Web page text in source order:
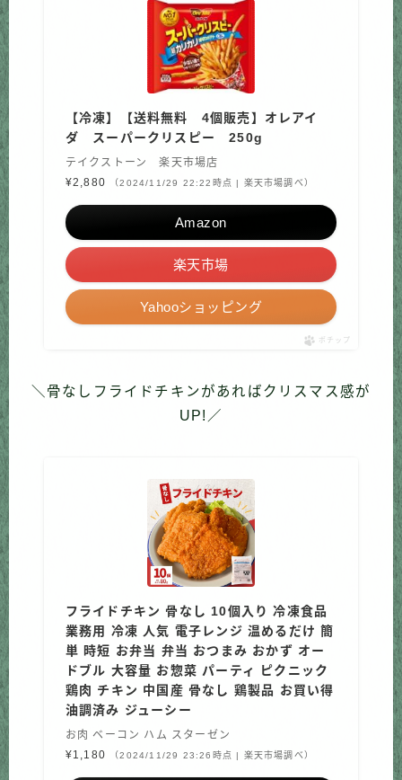
【冷凍】【送料無料 4個販売】オレアイ
ダ スーパークリスピー 250g
テイクストーン 楽天市場店
¥2,880
（2024/11/29 22:22時点 | 楽天市場調べ）
Amazon
楽天市場
Yahooショッピング
ポチップ
＼骨なしフライドチキンがあればクリスマス感が
UP!／
フライドチキン 骨なし 10個入り 冷凍食品
業務用 冷凍 人気 電子レンジ 温めるだけ 簡
単 時短 お弁当 弁当 おつまみ おかず オー
ドブル 大容量 お惣菜 パーティ ピクニック
鶏肉 チキン 中国産 骨なし 鶏製品 お買い得
油調済み ジューシー
お肉 ベーコン ハム スターゼン
¥1,180
（2024/11/29 23:26時点 | 楽天市場調べ）